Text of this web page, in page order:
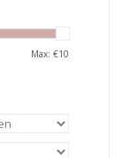
Max: €10